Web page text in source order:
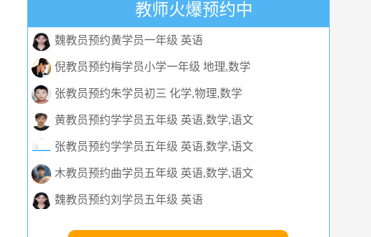
教师火爆预约中
魏教员预约黄学员一年级 英语
倪教员预约梅学员小学一年级 地理,数学
张教员预约朱学员初三 化学,物理,数学
黄教员预约学学员五年级 英语,数学,语文
张教员预约学学员五年级 英语,数学,语文
木教员预约曲学员五年级 英语,数学,语文
魏教员预约刘学员五年级 英语
卢教员预约柳学员高三 语文
王教员预约汪学员高一 物理